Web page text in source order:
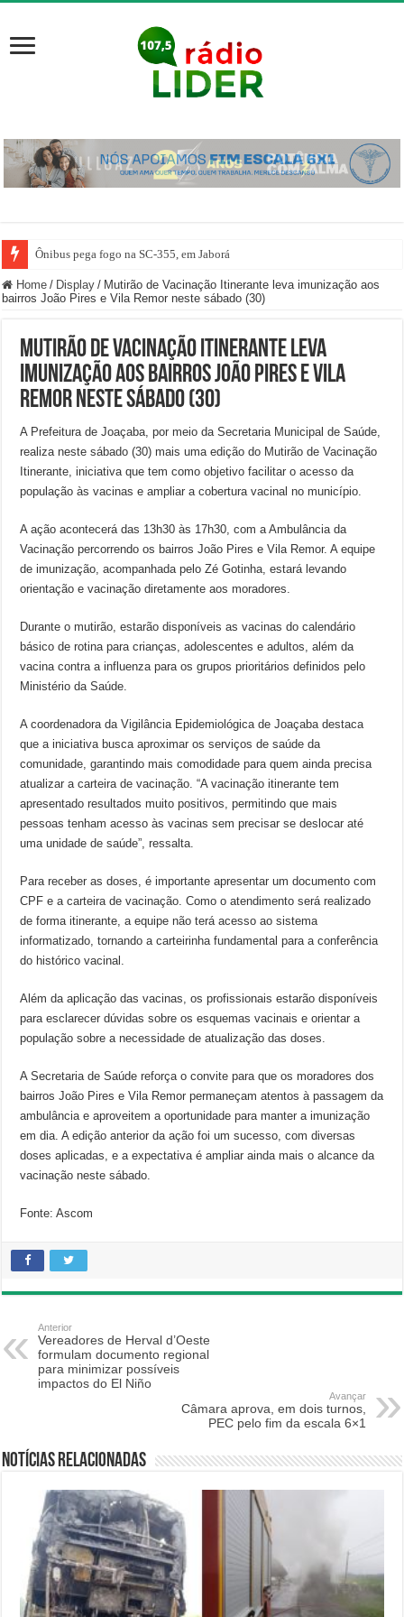
Ônibus pega fogo na SC-355, em Jaborá
Home / Display / Mutirão de Vacinação Itinerante leva imunização aos
bairros João Pires e Vila Remor neste sábado (30)
Mutirão de Vacinação Itinerante leva
imunização aos bairros João Pires e Vila
Remor neste sábado (30)
A Prefeitura de Joaçaba, por meio da Secretaria Municipal de Saúde,
realiza neste sábado (30) mais uma edição do Mutirão de Vacinação
Itinerante, iniciativa que tem como objetivo facilitar o acesso da
população às vacinas e ampliar a cobertura vacinal no município.
A ação acontecerá das 13h30 às 17h30, com a Ambulância da
Vacinação percorrendo os bairros João Pires e Vila Remor. A equipe
de imunização, acompanhada pelo Zé Gotinha, estará levando
orientação e vacinação diretamente aos moradores.
Durante o mutirão, estarão disponíveis as vacinas do calendário
básico de rotina para crianças, adolescentes e adultos, além da
vacina contra a influenza para os grupos prioritários definidos pelo
Ministério da Saúde.
A coordenadora da Vigilância Epidemiológica de Joaçaba destaca
que a iniciativa busca aproximar os serviços de saúde da
comunidade, garantindo mais comodidade para quem ainda precisa
atualizar a carteira de vacinação. “A vacinação itinerante tem
apresentado resultados muito positivos, permitindo que mais
pessoas tenham acesso às vacinas sem precisar se deslocar até
uma unidade de saúde”, ressalta.
Para receber as doses, é importante apresentar um documento com
CPF e a carteira de vacinação. Como o atendimento será realizado
de forma itinerante, a equipe não terá acesso ao sistema
informatizado, tornando a carteirinha fundamental para a conferência
do histórico vacinal.
Além da aplicação das vacinas, os profissionais estarão disponíveis
para esclarecer dúvidas sobre os esquemas vacinais e orientar a
população sobre a necessidade de atualização das doses.
A Secretaria de Saúde reforça o convite para que os moradores dos
bairros João Pires e Vila Remor permaneçam atentos à passagem da
ambulância e aproveitem a oportunidade para manter a imunização
em dia. A edição anterior da ação foi um sucesso, com diversas
doses aplicadas, e a expectativa é ampliar ainda mais o alcance da
vacinação neste sábado.
Fonte: Ascom
Anterior
Vereadores de Herval d’Oeste
formulam documento regional
para minimizar possíveis
impactos do El Niño
Avançar
Câmara aprova, em dois turnos,
PEC pelo fim da escala 6×1
Notícias relacionadas